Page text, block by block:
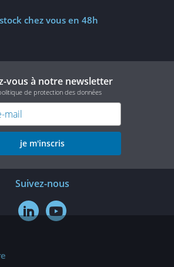
chez vous en 48h
vous à notre newsletter
de protection des données
je m'inscris
Suivez-nous
 